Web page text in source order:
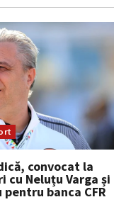
convocat la
cu Neluțu Varga și
pentru banca CFR